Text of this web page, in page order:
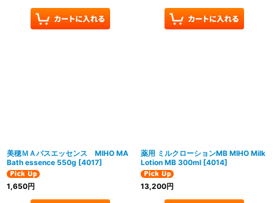
美穂ＭＡバスエッセンス MIHO MA
Bath essence 550g [4017]
1,650円
薬用 ミルクローションMB MIHO Milk
Lotion MB 300ml [4014]
13,200円